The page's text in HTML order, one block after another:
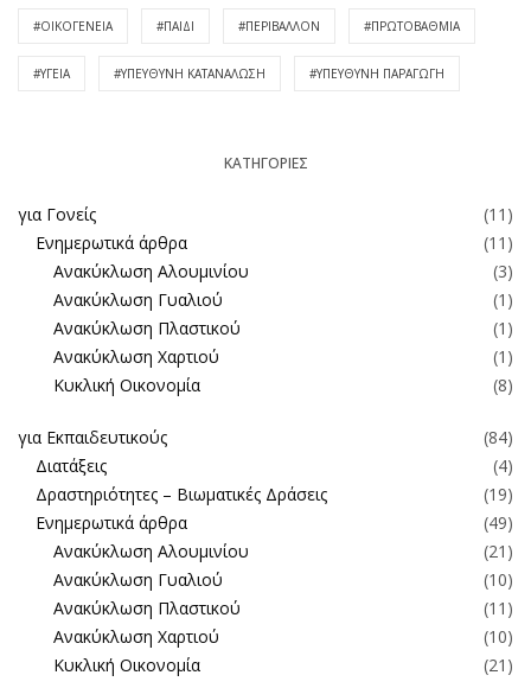
#ΟΙΚΟΓΈΝΕΙΑ #ΠΑΙΔΊ #ΠΕΡΙΒΆΛΛΟΝ #ΠΡΩΤΟΒΆΘΜΙΑ
#ΥΓΕΊΑ #ΥΠΕΥΘΥΝΗ ΚΑΤΑΝΆΛΩΣΗ #ΥΠΕΥΘΥΝΗ ΠΑΡΑΓΩΓΉ
KΑΤΗΓΟΡΊΕΣ
για Γονείς
(11)
Ενημερωτικά άρθρα
(11)
Ανακύκλωση Αλουμινίου
(3)
Ανακύκλωση Γυαλιού
(1)
Ανακύκλωση Πλαστικού
(1)
Ανακύκλωση Χαρτιού
(1)
Κυκλική Οικονομία
(8)
για Εκπαιδευτικούς
(84)
Διατάξεις
(4)
Δραστηριότητες – Βιωματικές Δράσεις
(19)
Ενημερωτικά άρθρα
(49)
Ανακύκλωση Αλουμινίου
(21)
Ανακύκλωση Γυαλιού
(10)
Ανακύκλωση Πλαστικού
(11)
Ανακύκλωση Χαρτιού
(10)
Κυκλική Οικονομία
(21)